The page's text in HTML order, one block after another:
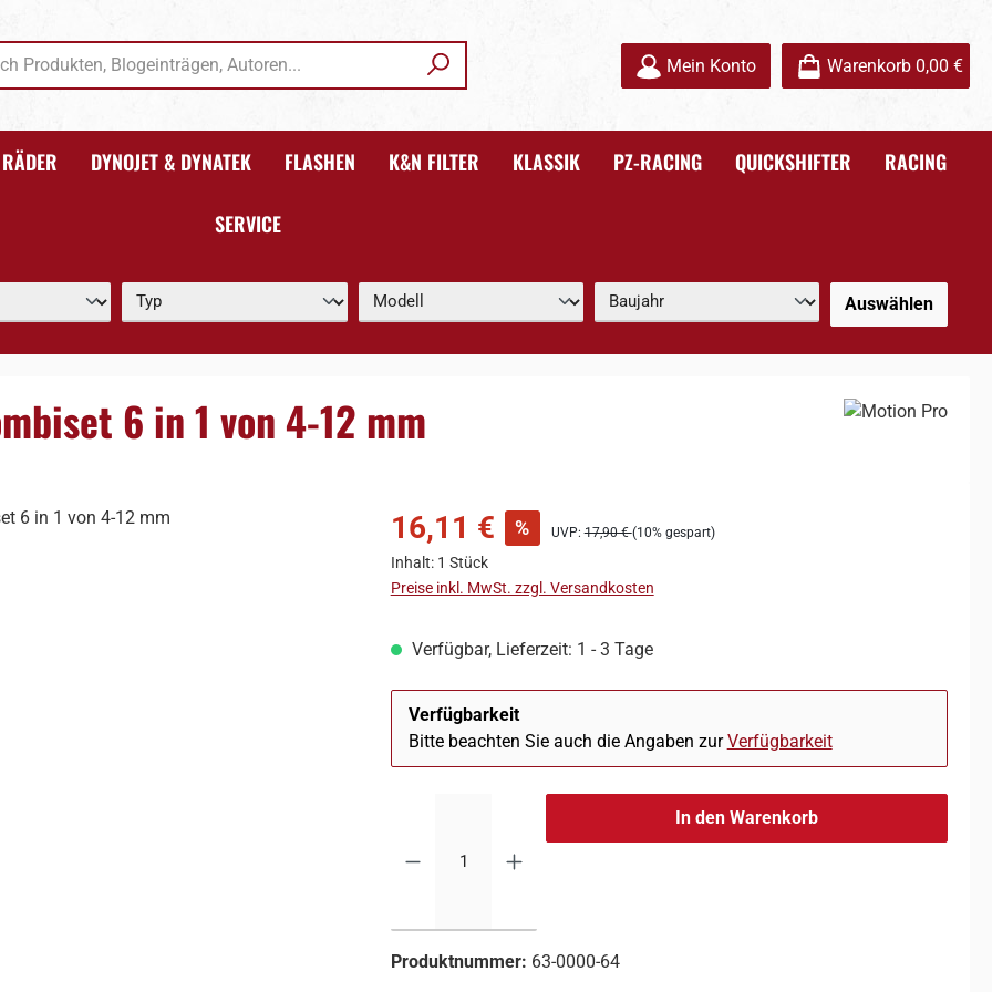
Mein Konto
Warenkorb 0,00 €
RÄDER DYNOJET & DYNATEK FLASHEN K&N FILTER KLASSIK PZ-RACING QUICKSHIFTER RACING
SERVICE
Auswählen
6 in 1 von 4-12 mm
16,11 € % UVP:17,90 €(10% gespart)
Inhalt: 1 Stück
Preise inkl. MwSt. zzgl. Versandkosten
Verfügbar, Lieferzeit: 1 - 3 Tage
Verfügbarkeit
Bitte beachten Sie auch die Angaben zurVerfügbarkeit
In den Warenkorb
Produktnummer: 63-0000-64